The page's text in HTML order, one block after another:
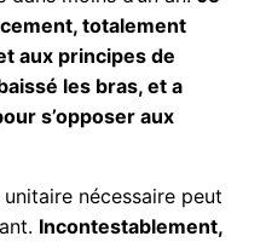
totalement
aux principes de
les bras, et a
s’opposer aux
nécessaire peut
Incontestablement,